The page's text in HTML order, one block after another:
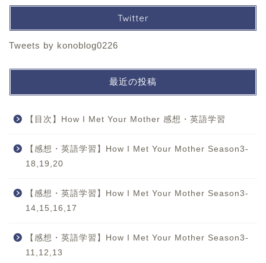
Twitter
Tweets by konoblog0226
最近の投稿
【目次】How I Met Your Mother 感想・英語学習
【感想・英語学習】How I Met Your Mother Season3-
18,19,20
【感想・英語学習】How I Met Your Mother Season3-
14,15,16,17
【感想・英語学習】How I Met Your Mother Season3-
11,12,13